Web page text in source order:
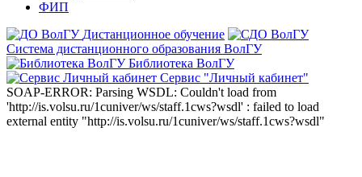
ФИП
Дистанционное обучение
Система дистанционного образования ВолГУ
Библиотека ВолГУ
Сервис "Личный кабинет"
SOAP-ERROR: Parsing WSDL: Couldn't load from
'http://is.volsu.ru/1cuniver/ws/staff.1cws?wsdl' : failed to load
external entity "http://is.volsu.ru/1cuniver/ws/staff.1cws?wsdl"